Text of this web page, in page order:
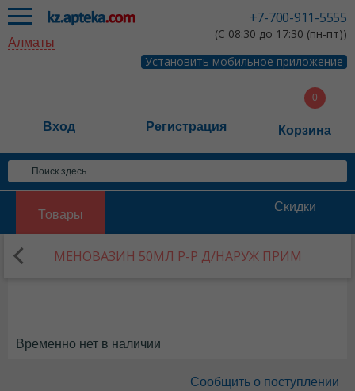
+7-700-911-5555
(С 08:30 до 17:30 (пн-пт))
Установить мобильное приложение
Алматы
Вход Регистрация Корзина
Товары
Скидки
МЕНОВАЗИН 50МЛ Р-Р Д/НАРУЖ ПРИМ
Временно нет в наличии
Сообщить о поступлении